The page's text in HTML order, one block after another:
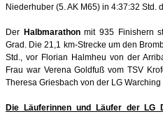
Niederhuber (5. AK M65) in 4:37:32 Std.
Der Halbmarathonmit 935 Finishern
Grad. Die 21,1 km-Strecke um den
Std., vor Florian Halmheu von der
Frau war Verena Goldfuß vom TSV
Theresa Griesbach von der LG
Die Läuferinnen und Läufer der LG